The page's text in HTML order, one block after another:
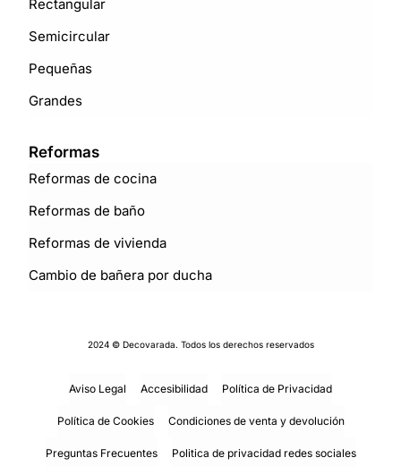
Rectangular
Semicircular
Pequeñas
Grandes
Reformas
Reformas de cocina
Reformas de baño
Reformas de vivienda
Cambio de bañera por ducha
Aviso Legal Accesibilidad Política de Privacidad
Política de Cookies Condiciones de venta y devolución
Preguntas Frecuentes Politica de privacidad redes sociales
2024 © Decovarada. Todos los derechos reservados